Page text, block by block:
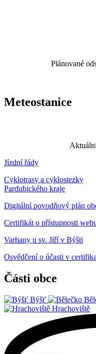
Plánované
Meteostanice
Jízdní řády
Cyklotrasy a cyklostezky
Pardubického kraje
Digitální povodňový plán
Certifikát o přístupnosti
Varhany u sv. Jiří v Býšti
Osvědčení o účasti v
Části obce
Býšť
Hrachoviště